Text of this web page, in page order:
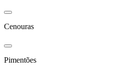
Cenouras
Pimentões